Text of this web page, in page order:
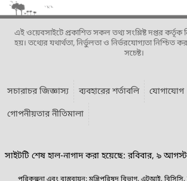
এই ওয়েবসাইটে প্রকাশিত সকল তথ্য সংশ্লিষ্ট দপ্তর কর্তৃক
হয়। তথ্যের যথার্থতা, নির্ভুলতা ও নির্ভরযোগ্যতা নিশ্চিত
সচেষ্ট।
সচারাচর জিজ্ঞাস্য ব্যবহারের শর্তাবলি যোগাযোগ
গোপনীয়তার নীতিমালা
সাইটটি শেষ হাল-নাগাদ করা হয়েছে: রবিবার, ৯
পরিকল্পনা এবং বাস্তবায়ন: মন্ত্রিপরিষদ বিভাগ, এটুআই,